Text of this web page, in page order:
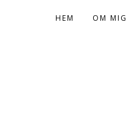
HEM OM MIG